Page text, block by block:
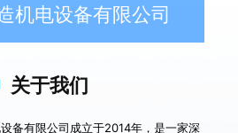
关于我们
机电设备有限公司